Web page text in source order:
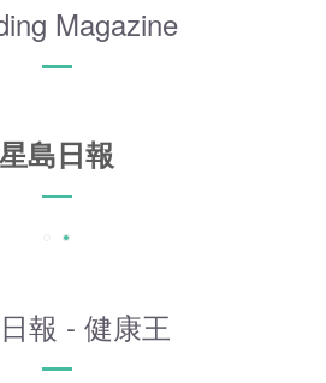
Magazine
星島日報
報 - 健康王